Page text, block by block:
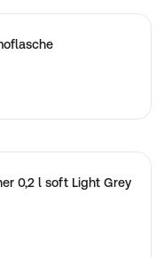
0,2 l soft Light Grey